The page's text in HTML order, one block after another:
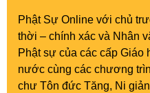
Phật Sự Online với chủ
thời – chính xác và Nhân
Phật sự của các cấp Giáo
nước cùng các chương
chư Tôn đức Tăng, Ni